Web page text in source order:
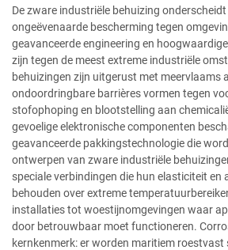
De zware industriële behuizing
ongeëvenaarde bescherming tegen
geavanceerde engineering en
zijn tegen de meest extreme industriële
behuizingen zijn uitgerust met meervlaams
ondoordringbare barrières vormen tegen
stofophoping en blootstelling aan
gevoelige elektronische componenten
geavanceerde pakkingstechnologie die
ontwerpen van zware industriële
speciale verbindingen die hun elasticiteit
behouden over extreme
installaties tot woestijnomgevingen waar
door betrouwbaar moet functioneren.
kernkenmerk: er worden maritiem roestvast